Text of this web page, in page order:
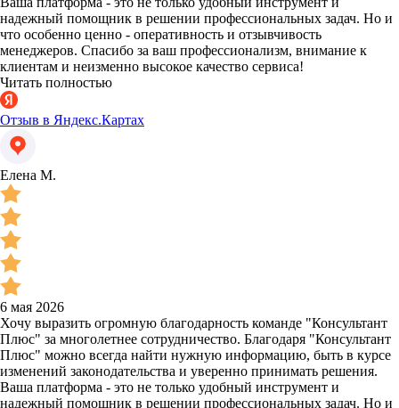
надежный помощник в решении профессиональных задач. Но и
что особенно ценно - оперативность и отзывчивость
менеджеров. Спасибо за ваш профессионализм, внимание к
клиентам и неизменно высокое качество сервиса!
Читать полностью
Отзыв в Яндекс.Картах
Елена М.
6 мая 2026
Хочу выразить огромную благодарность команде "Консультант
Плюс" за многолетнее сотрудничество. Благодаря "Консультант
Плюс" можно всегда найти нужную информацию, быть в курсе
изменений законодательства и уверенно принимать решения.
Ваша платформа - это не только удобный инструмент и
надежный помощник в решении профессиональных задач. Но и